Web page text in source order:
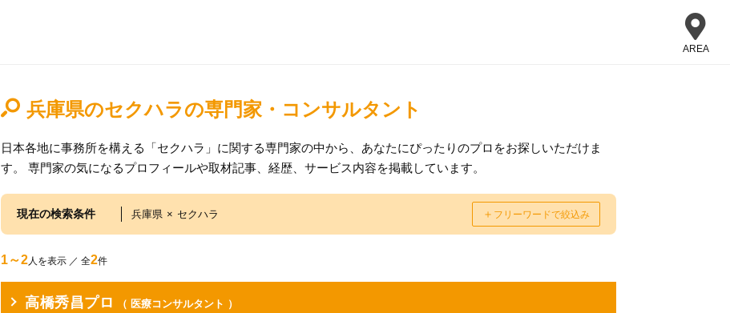
AREA
兵庫県のセクハラの専門家・コンサルタント
日本各地に事務所を構える「セクハラ」に関する専門家の中から、あなたにぴったりのプロをお探しいただけま
す。 専門家の気になるプロフィールや取材記事、経歴、サービス内容を掲載しています。
現在の検索条件 兵庫県 × セクハラ ＋ フリーワードで絞込み
1～2人を表示 ／ 全2件
高橋秀昌プロ
（ 医療コンサルタント ）